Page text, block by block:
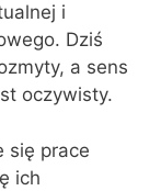
i
Dziś
a sens
oczywisty.
się prace
ich